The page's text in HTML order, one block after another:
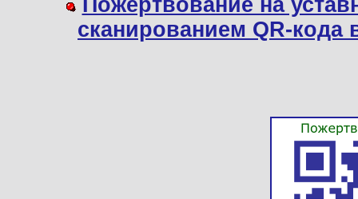
Пожертвование на
сканированием QR-